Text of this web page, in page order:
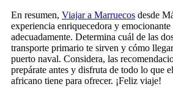
En resumen, Viajar a Marruecos desde
experiencia enriquecedora y
adecuadamente. Determina cuál de las
transporte primario te sirven y cómo
puerto naval. Considera, las
prepárate antes y disfruta de todo lo que
africano tiene para ofrecer. ¡Feliz viaje!